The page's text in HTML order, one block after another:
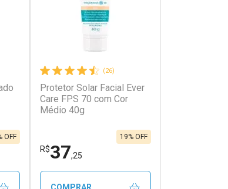
OFF
(26)
Protetor Solar Facial Ever
Care FPS 70 com Cor
Médio 40g
R$37,25
19% OFF